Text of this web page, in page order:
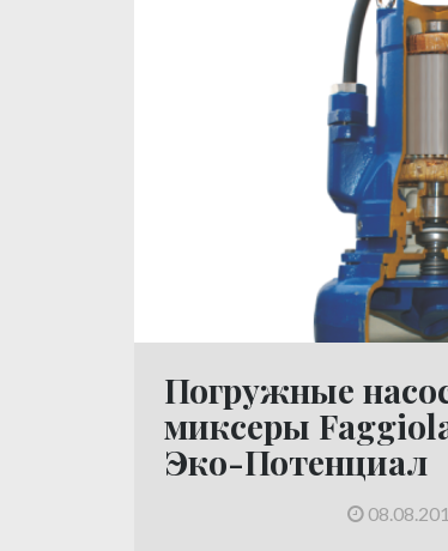
Погружные
миксеры
Эко-Потенциал